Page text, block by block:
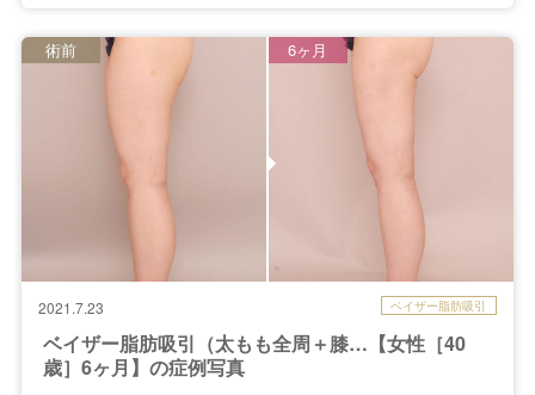
2021.7.23 ベイザー脂肪吸引
ベイザー脂肪吸引（太もも全周＋膝…【女性［40
歳］6ヶ月】の症例写真
術前 6ヶ月